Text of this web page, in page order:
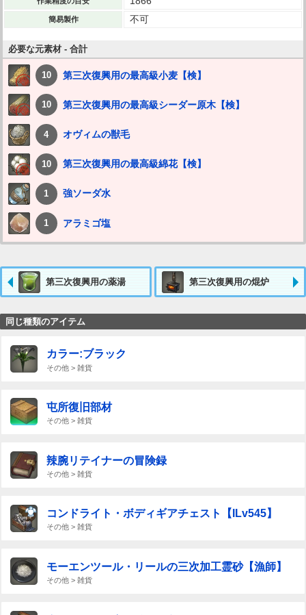
簡易製作 不可
必要な元素材 - 合計
10 第三次復興用の最高級小麦【検】
10 第三次復興用の最高級シーダー原木【検】
4 オヴィムの獣毛
10 第三次復興用の最高級綿花【検】
1 強ソーダ水
1 アラミゴ塩
第三次復興用の薬湯 第三次復興用の焜炉
同じ種類のアイテム
カラー:ブラック
その他 > 雑貨
屯所復旧部材
その他 > 雑貨
辣腕リテイナーの冒険録
その他 > 雑貨
コンドライト・ボディギアチェスト【ILv545】
その他 > 雑貨
モーエンツール・リールの三次加工霊砂【漁師】
その他 > 雑貨